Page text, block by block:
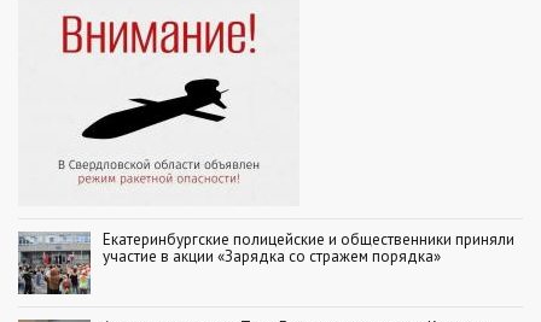
Екатеринбургские полицейские и общественники приняли
участие в акции «Зарядка со стражем порядка»